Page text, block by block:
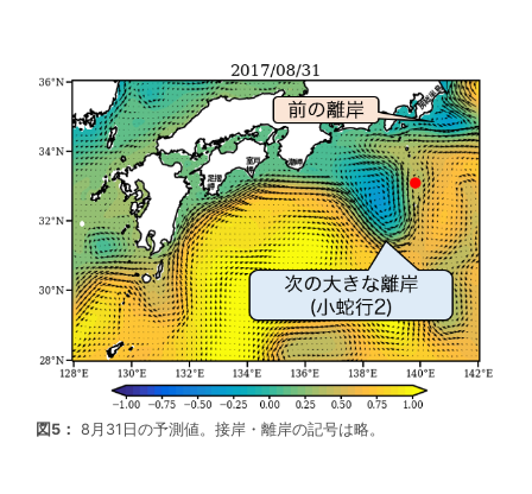
図5： 8月31日の予測値。接岸・離岸の記号は略。